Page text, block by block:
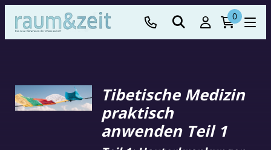
0
Tibetische Medizin
praktisch
anwenden Teil 1